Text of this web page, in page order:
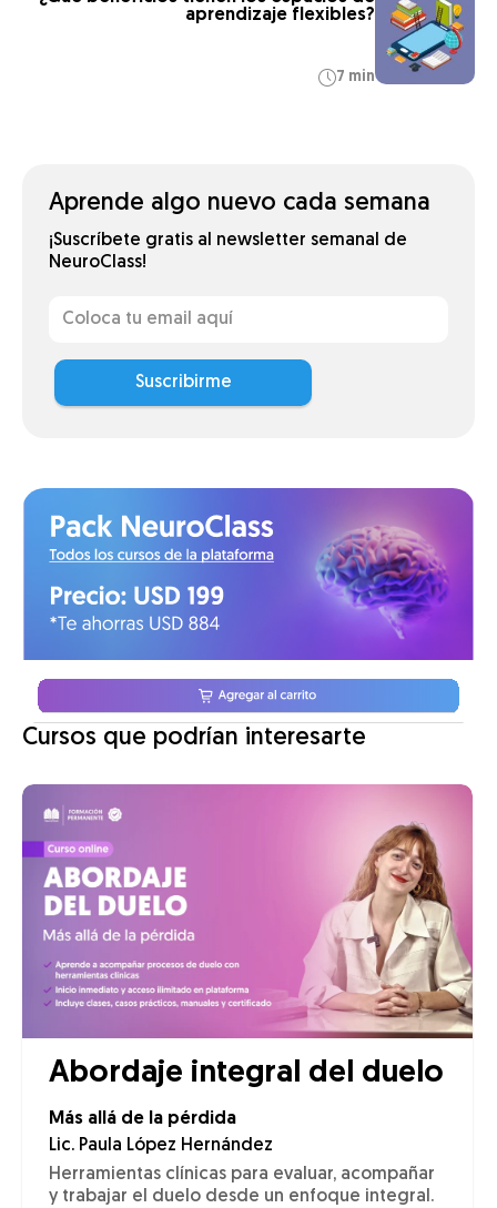
aprendizaje flexibles?
7 min
Aprende algo nuevo cada semana
¡Suscríbete gratis al newsletter semanal de
NeuroClass!
Suscribirme
Cursos que podrían interesarte
Abordaje integral del duelo
Más allá de la pérdida
Lic. Paula López Hernández
Herramientas clínicas para evaluar, acompañar
y trabajar el duelo desde un enfoque integral.